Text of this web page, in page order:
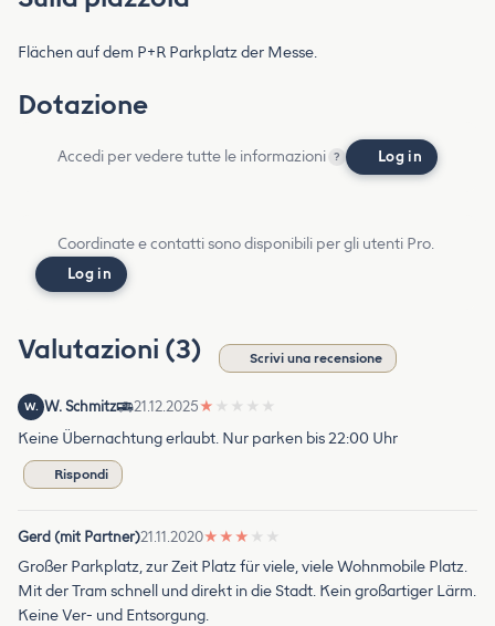
Flächen auf dem P+R Parkplatz der Messe.
Dotazione
Accedi per vedere tutte le informazioni ? Log in
Coordinate e contatti sono disponibili per gli utenti Pro.
Log in
Valutazioni (3) Scrivi una recensione
W. W. Schmitz 21.12.2025★ ★ ★ ★ ★
Keine Übernachtung erlaubt. Nur parken bis 22:00 Uhr
Rispondi
Gerd (mit Partner)21.11.2020★ ★ ★ ★ ★
Großer Parkplatz, zur Zeit Platz für viele, viele Wohnmobile Platz.
Mit der Tram schnell und direkt in die Stadt. Kein großartiger Lärm.
Keine Ver- und Entsorgung.